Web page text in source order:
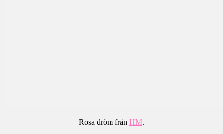
Rosa dröm från HM.